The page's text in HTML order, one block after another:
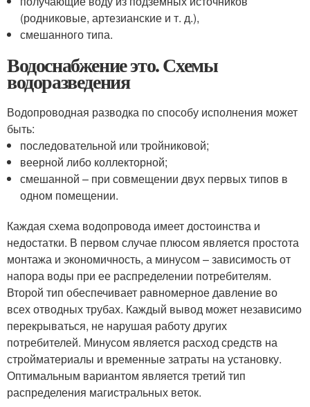
(родниковые, артезианские и т. д.),
смешанного типа.
Водоснабжение это. Схемы
водоразведения
Водопроводная разводка по способу исполнения может
быть:
последовательной или тройниковой;
веерной либо коллекторной;
смешанной – при совмещении двух первых типов в
одном помещении.
Каждая схема водопровода имеет достоинства и
недостатки. В первом случае плюсом является простота
монтажа и экономичность, а минусом – зависимость от
напора воды при ее распределении потребителям.
Второй тип обеспечивает равномерное давление во
всех отводных трубах. Каждый вывод может независимо
перекрываться, не нарушая работу других
потребителей. Минусом является расход средств на
стройматериалы и временные затраты на установку.
Оптимальным вариантом является третий тип
распределения магистральных веток.